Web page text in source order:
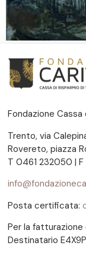
Fondazione
Trento, via
Rovereto, piazza
T 0461 232050 | F
Posta certificata:
Per la
Destinatario